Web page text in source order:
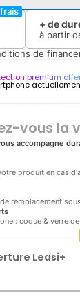
+ de
à partir
de
premium
vous la
accompagne
produit en cas
remplacement
: coque & verre
Leasi+